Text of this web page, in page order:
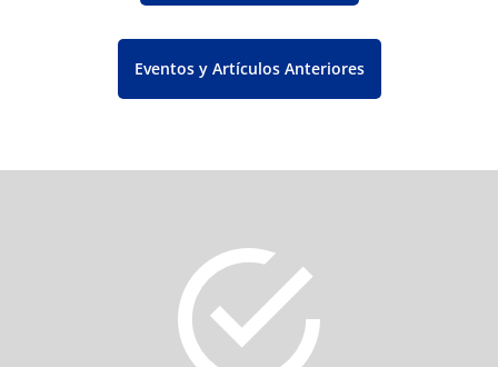
Eventos y Artículos Anteriores